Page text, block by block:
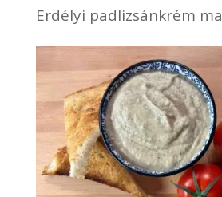
Erdélyi padlizsánkrém